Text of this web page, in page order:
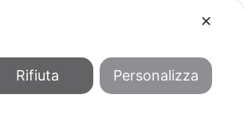
✕
Rifiuta Personalizza